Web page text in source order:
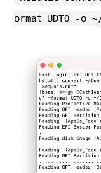
ormat UDTO -o